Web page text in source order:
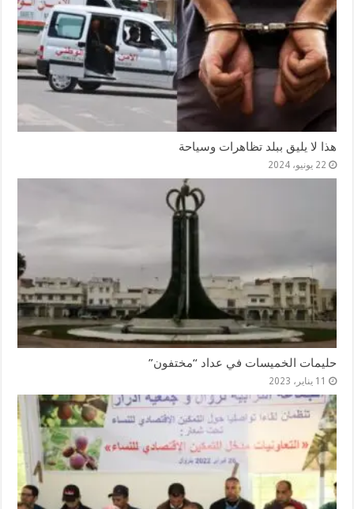
هذا لا يليق ببلد تظاهرات وسياحة
22 يونيو، 2024
حليمات الخميسات في عداد “مختفون”
11 يناير، 2023